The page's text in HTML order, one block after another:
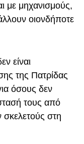
με μηχανισμούς,
οιονδήποτε
είναι
της Πατρίδας
όσους δεν
τους από
σκελετούς στη